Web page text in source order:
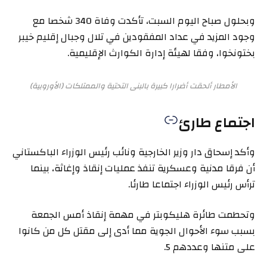
وبحلول صباح اليوم السبت، تأكدت وفاة 340 شخصا مع
وجود المزيد في عداد المفقودين في تلال وجبال إقليم خيبر
بختونخوا، وفقا لهيئة إدارة الكوارث الإقليمية.
الأمطار ألحقت أضرارا كبيرة بالبنى التحتية والممتلكات (الأوروبية)
اجتماع طارئ
وأكد إسحاق دار وزير الخارجية ونائب رئيس الوزراء الباكستاني
أن فرقا مدنية وعسكرية تنفذ عمليات إنقاذ وإغاثة، بينما
ترأس رئيس الوزراء اجتماعا طارئا.
وتحطمت طائرة هليكوبتر في مهمة إنقاذ أمس الجمعة
بسبب سوء الأحوال الجوية مما أدى إلى مقتل كل من كانوا
على متنها وعددهم 5.